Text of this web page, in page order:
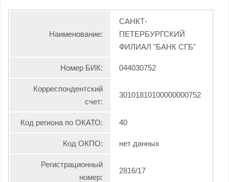
Наименование:
САНКТ-
ПЕТЕРБУРГСКИЙ
ФИЛИАЛ "БАНК СГБ"
Номер БИК: 044030752
Корреспондентский
счет:
30101810100000000752
Код региона по ОКАТО: 40
Код ОКПО: нет данных
Регистрационный
номер:
2816/17